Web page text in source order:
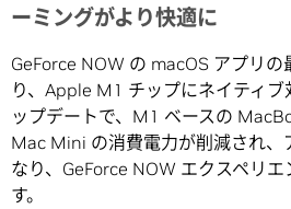
ーミングがより快適に
GeForce NOW の macOS アプリ
り、Apple M1 チップにネイティ
ップデートで、M1 ベースの
Mac Mini の消費電力が削減され、
なり、GeForce NOW エクスペリ
す。